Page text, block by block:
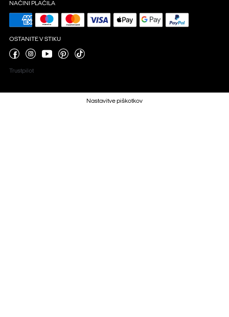
NAČINI PLAČILA
OSTANITE V STIKU
Trustpilot
Nastavitve piškotkov